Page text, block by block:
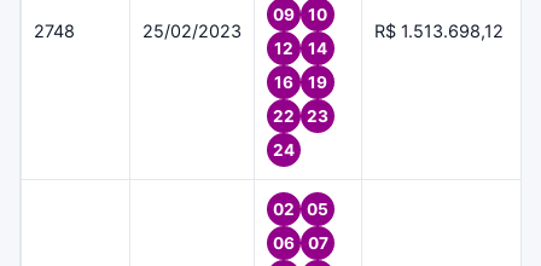
2748 25/02/2023
09
10
12
14
16
19
22
23
24
R$ 1.513.698,12
02
05
06
07